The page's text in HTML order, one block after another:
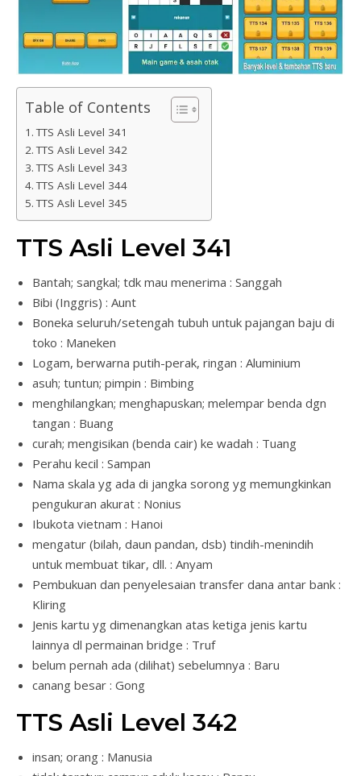
Table of Contents
TTS Asli Level 341
TTS Asli Level 342
TTS Asli Level 343
TTS Asli Level 344
TTS Asli Level 345
TTS Asli Level 341
Bantah; sangkal; tdk mau menerima : Sanggah
Bibi (Inggris) : Aunt
Boneka seluruh/setengah tubuh untuk pajangan baju di
toko : Maneken
Logam, berwarna putih-perak, ringan : Aluminium
asuh; tuntun; pimpin : Bimbing
menghilangkan; menghapuskan; melempar benda dgn
tangan : Buang
curah; mengisikan (benda cair) ke wadah : Tuang
Perahu kecil : Sampan
Nama skala yg ada di jangka sorong yg memungkinkan
pengukuran akurat : Nonius
Ibukota vietnam : Hanoi
mengatur (bilah, daun pandan, dsb) tindih-menindih
untuk membuat tikar, dll. : Anyam
Pembukuan dan penyelesaian transfer dana antar bank :
Kliring
Jenis kartu yg dimenangkan atas ketiga jenis kartu
lainnya dl permainan bridge : Truf
belum pernah ada (dilihat) sebelumnya : Baru
canang besar : Gong
TTS Asli Level 342
insan; orang : Manusia